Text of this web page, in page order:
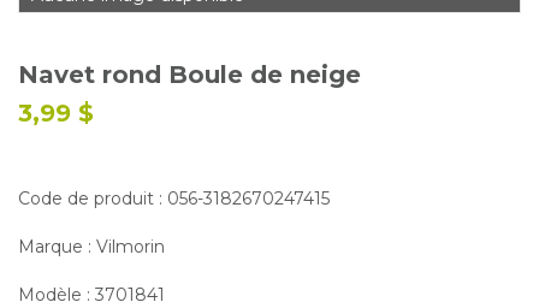
Service à la clientèle
Nous joindre
Navet rond Boule de neige
3,99 $
Code de produit : 056-3182670247415
Marque : Vilmorin
Modèle : 3701841